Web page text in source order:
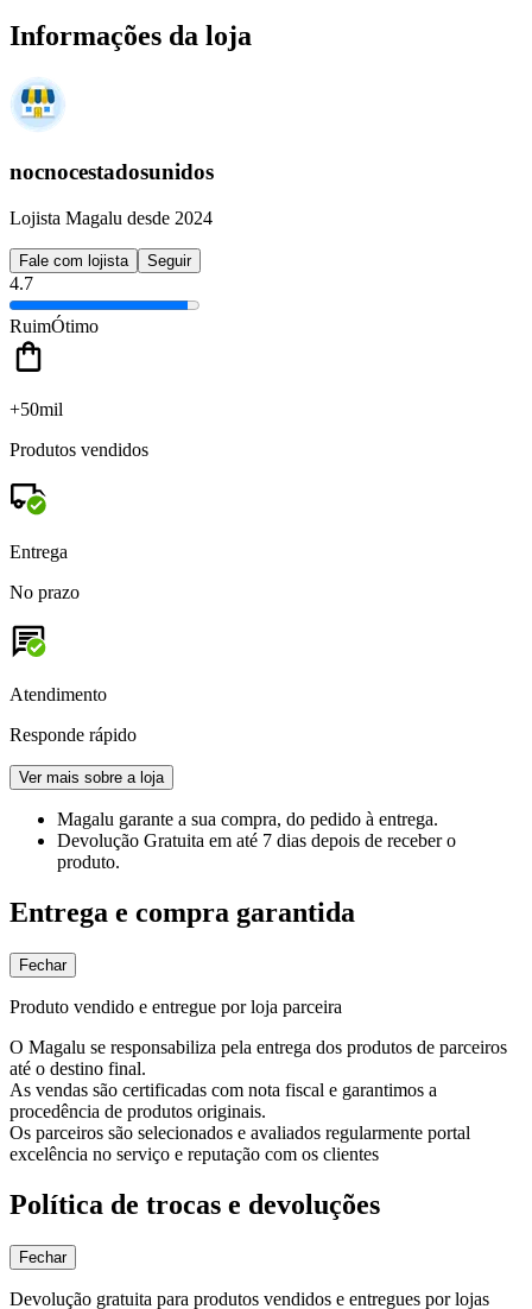
Informações da loja
nocnocestadosunidos
Lojista Magalu desde 2024
Fale com lojista Seguir
4.7
RuimÓtimo
+50mil
Produtos vendidos
Entrega
No prazo
Atendimento
Responde rápido
Ver mais sobre a loja
Magalu garante a sua compra, do pedido à entrega.
Devolução Gratuita em até 7 dias depois de receber o
produto.
Entrega e compra garantida
Fechar
Produto vendido e entregue por loja parceira
O Magalu se responsabiliza pela entrega dos produtos de parceiros
até o destino final.
As vendas são certificadas com nota fiscal e garantimos a
procedência de produtos originais.
Os parceiros são selecionados e avaliados regularmente portal
excelência no serviço e reputação com os clientes
Política de trocas e devoluções
Fechar
Devolução gratuita para produtos vendidos e entregues por lojas